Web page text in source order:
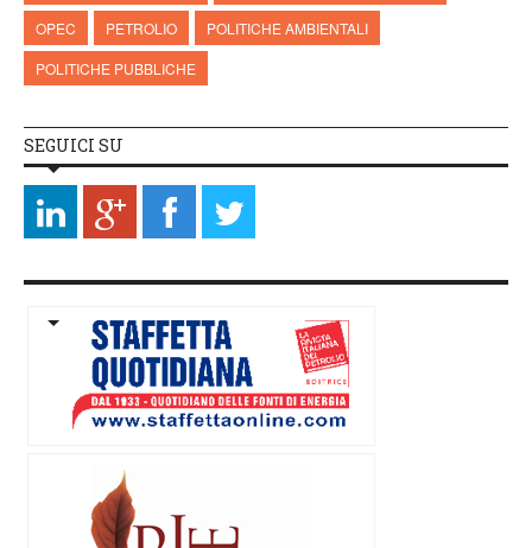
OPEC
PETROLIO
POLITICHE AMBIENTALI
POLITICHE PUBBLICHE
SEGUICI SU